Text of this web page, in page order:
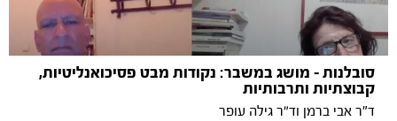
סובלנות - מושג במשבר: נקודות מבט פסיכואנליטיות,
קבוצתיות ותרבותיות
ד"ר אבי ברמן וד״ר גילה עופר